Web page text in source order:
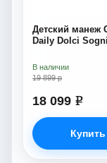
Детский манеж
Daily Dolci
19 899 р
18 099 e
Купить
В наличии